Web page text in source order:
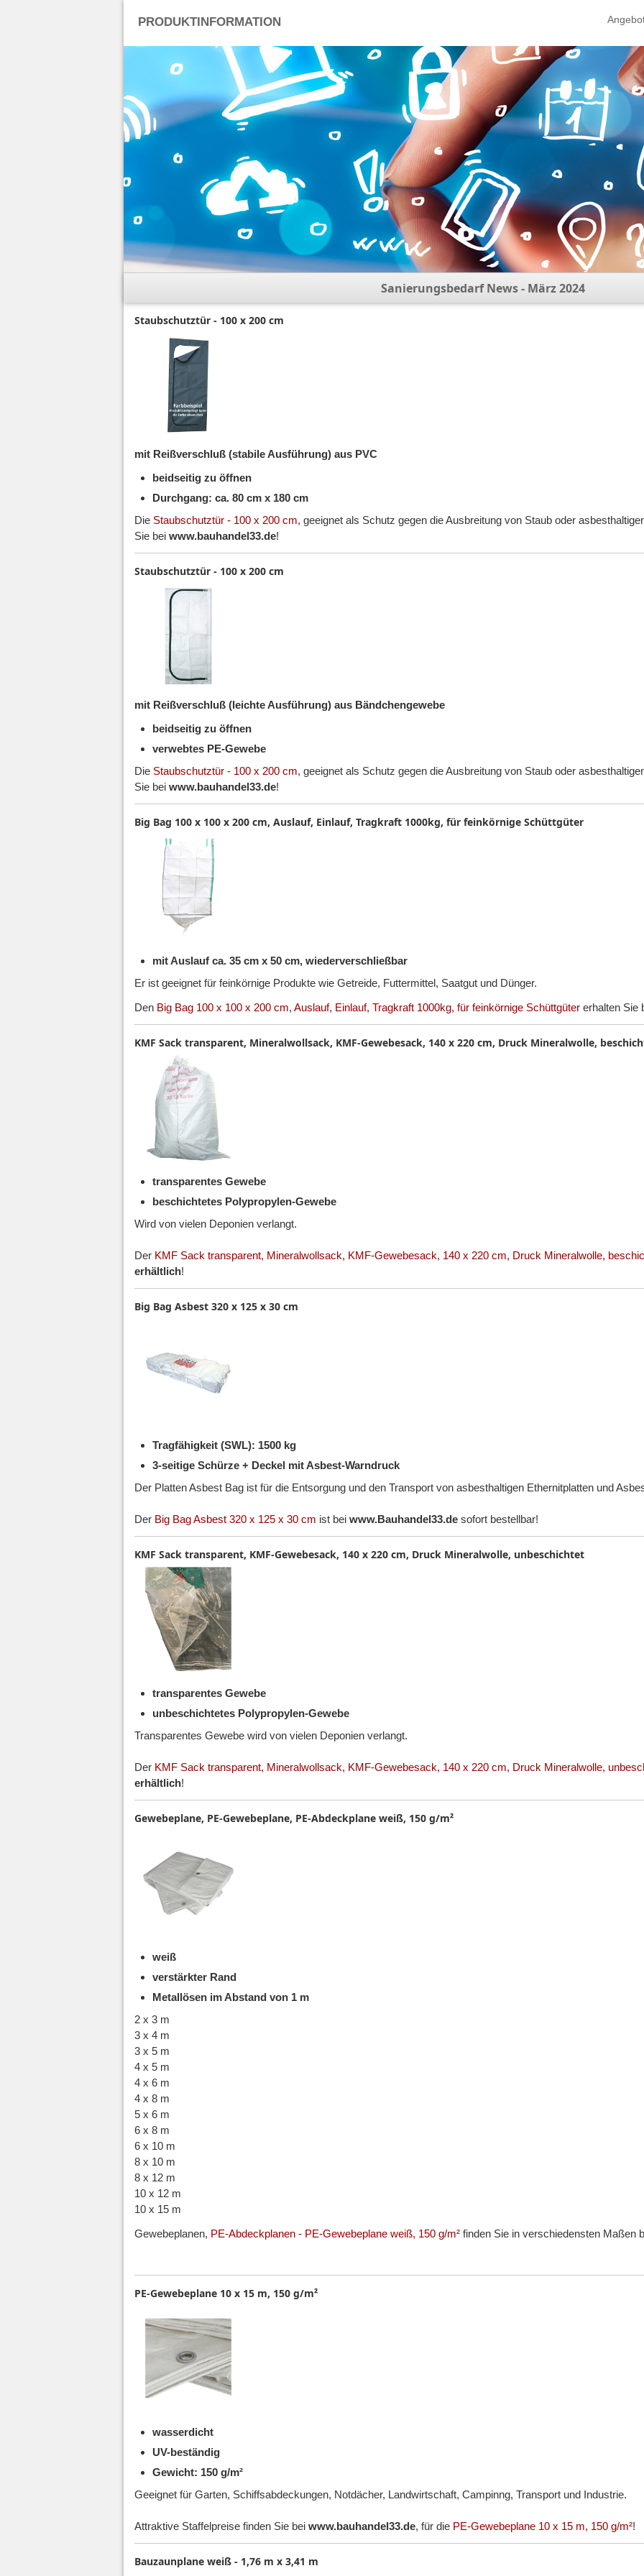
PRODUKTINFORMATION
Sanierungsbedarf News - März 2024
Staubschutztür - 100 x 200 cm
mit Reißverschluß (stabile Ausführung) aus PVC
beidseitig zu öffnen
Durchgang: ca. 80 cm x 180 cm
Die Staubschutztür - 100 x 200 cm, geeignet als Schutz gegen die Ausbreitung von Staub oder
Sie bei www.bauhandel33.de!
Staubschutztür - 100 x 200 cm
mit Reißverschluß (leichte Ausführung) aus Bändchengewebe
beidseitig zu öffnen
verwebtes PE-Gewebe
Die Staubschutztür - 100 x 200 cm, geeignet als Schutz gegen die Ausbreitung von Staub oder
Sie bei www.bauhandel33.de!
Big Bag 100 x 100 x 200 cm, Auslauf, Einlauf, Tragkraft 1000kg, für feinkörnige Schüttgüter
mit Auslauf ca. 35 cm x 50 cm, wiederverschließbar
Er ist geeignet für feinkörnige Produkte wie Getreide, Futtermittel, Saatgut und Dünger.
Den Big Bag 100 x 100 x 200 cm, Auslauf, Einlauf, Tragkraft 1000kg, für feinkörnige Schüttgüter erhalten Sie
KMF Sack transparent, Mineralwollsack, KMF-Gewebesack, 140 x 220 cm, Druck Mineralwolle,
transparentes Gewebe
beschichtetes Polypropylen-Gewebe
Wird von vielen Deponien verlangt.
Der KMF Sack transparent, Mineralwollsack, KMF-Gewebesack, 140 x 220 cm, Druck Mineralwolle,
erhältlich!
Big Bag Asbest 320 x 125 x 30 cm
Tragfähigkeit (SWL): 1500 kg
3-seitige Schürze + Deckel mit Asbest-Warndruck
Der Platten Asbest Bag ist für die Entsorgung und den Transport von asbesthaltigen Ethernitplatten und
Der Big Bag Asbest 320 x 125 x 30 cm ist bei www.Bauhandel33.de sofort bestellbar!
KMF Sack transparent, KMF-Gewebesack, 140 x 220 cm, Druck Mineralwolle, unbeschichtet
transparentes Gewebe
unbeschichtetes Polypropylen-Gewebe
Transparentes Gewebe wird von vielen Deponien verlangt.
Der KMF Sack transparent, Mineralwollsack, KMF-Gewebesack, 140 x 220 cm, Druck Mineralwolle,
erhältlich!
Gewebeplane, PE-Gewebeplane, PE-Abdeckplane weiß, 150 g/m²
weiß
verstärkter Rand
Metallösen im Abstand von 1 m
2 x 3 m
3 x 4 m
3 x 5 m
4 x 5 m
4 x 6 m
4 x 8 m
5 x 6 m
6 x 8 m
6 x 10 m
8 x 10 m
8 x 12 m
10 x 12 m
10 x 15 m
Gewebeplanen, PE-Abdeckplanen - PE-Gewebeplane weiß, 150 g/m² finden Sie in verschiedensten Maßen
PE-Gewebeplane 10 x 15 m, 150 g/m²
wasserdicht
UV-beständig
Gewicht: 150 g/m²
Geeignet für Garten, Schiffsabdeckungen, Notdächer, Landwirtschaft, Campinng, Transport und Industrie.
Attraktive Staffelpreise finden Sie bei www.bauhandel33.de, für die PE-Gewebeplane 10 x 15 m, 150 g/m²!
Bauzaunplane weiß - 1,76 m x 3,41 m